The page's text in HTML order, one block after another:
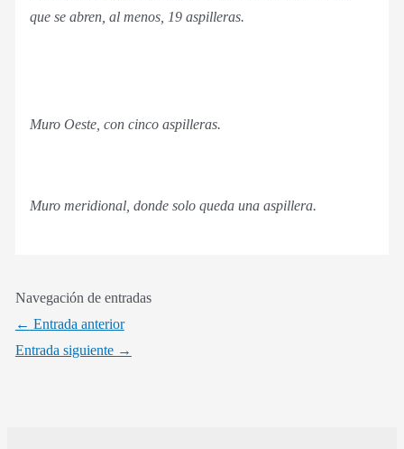
que se abren, al menos, 19 aspilleras.
Muro Oeste, con cinco aspilleras.
Muro meridional, donde solo queda una aspillera.
Navegación de entradas
← Entrada anterior
Entrada siguiente →